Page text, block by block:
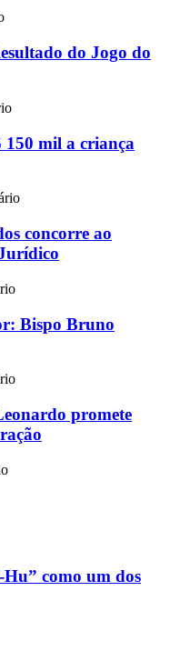
do Jogo do
mil a criança
concorre ao
Bispo Bruno
promete
como um dos